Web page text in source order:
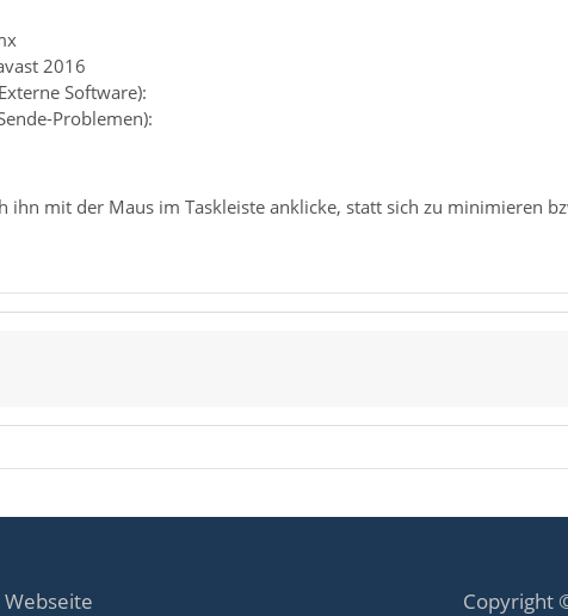
2016
Software):
Problemen):
ihn mit der Maus im Taskleiste anklicke, statt sich zu minimieren
Copyright